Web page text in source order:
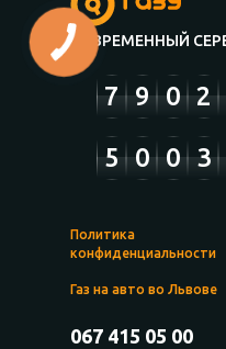
СОВРЕМЕННЫЙ
7 9 0 2
5 0 0 3
Политика
конфиденциальности
Газ на авто во Львове
067 415 05 00